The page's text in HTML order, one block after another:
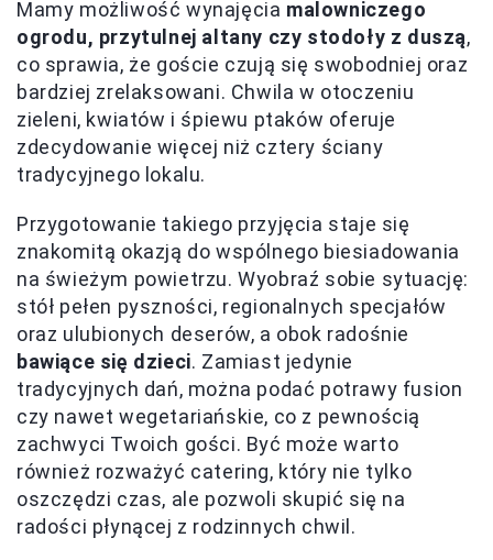
Mamy możliwość wynajęcia malowniczego
ogrodu, przytulnej altany czy stodoły z duszą,
co sprawia, że goście czują się swobodniej oraz
bardziej zrelaksowani. Chwila w otoczeniu
zieleni, kwiatów i śpiewu ptaków oferuje
zdecydowanie więcej niż cztery ściany
tradycyjnego lokalu.
Przygotowanie takiego przyjęcia staje się
znakomitą okazją do wspólnego biesiadowania
na świeżym powietrzu. Wyobraź sobie sytuację:
stół pełen pyszności, regionalnych specjałów
oraz ulubionych deserów, a obok radośnie
bawiące się dzieci. Zamiast jedynie
tradycyjnych dań, można podać potrawy fusion
czy nawet wegetariańskie, co z pewnością
zachwyci Twoich gości. Być może warto
również rozważyć catering, który nie tylko
oszczędzi czas, ale pozwoli skupić się na
radości płynącej z rodzinnych chwil.